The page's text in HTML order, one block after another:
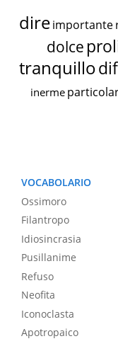
dire importante
dolce
tranquillo
inerme
VOCABOLARIO
Ossimoro
Filantropo
Idiosincrasia
Pusillanime
Refuso
Neofita
Iconoclasta
Apotropaico